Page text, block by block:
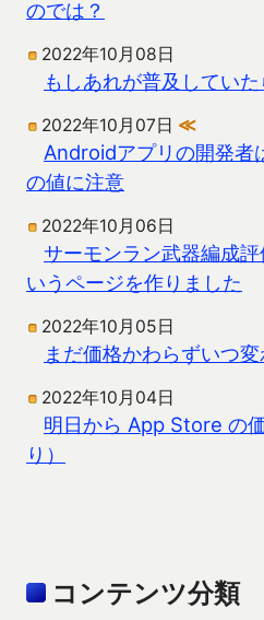
のでは？
2022年10月08日
もしあれが普及してい
2022年10月07日 ≪
Androidアプリの開発
の値に注意
2022年10月06日
サーモンラン武器編成
いうページを作りました
2022年10月05日
まだ価格かわらずいつ変
2022年10月04日
明日から App Store の
り）
コンテンツ分類